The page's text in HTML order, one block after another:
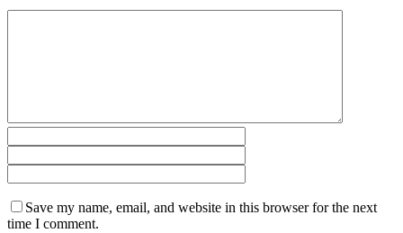
Save my name, email, and website in this browser for the next
time I comment.